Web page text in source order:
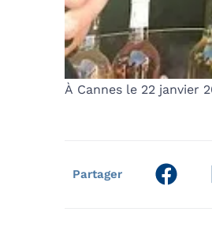
À Cannes le 22 janvier
Partager